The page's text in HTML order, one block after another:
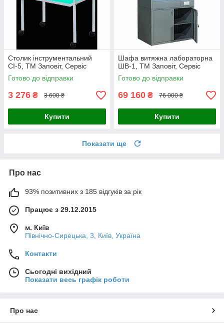
Столик інструментальний
СІ-5, ТМ Заповіт, Сервіс
Готово до відправки
3 276 ₴ 3 600 ₴
Купити
Шафа витяжна лабораторна
ШВ-1, ТМ Заповіт, Сервіс
Готово до відправки
69 160 ₴ 76 000 ₴
Купити
Показати ще
Про нас
93% позитивних з 185 відгуків за рік
Працює з 29.12.2015
м. Київ
Північно-Сирецька, 3, Київ, Україна
Контакти
Сьогодні вихідний
Показати весь графік роботи
Про нас